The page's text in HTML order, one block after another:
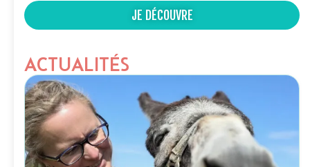
JE DÉCOUVRE
ACTUALITÉS